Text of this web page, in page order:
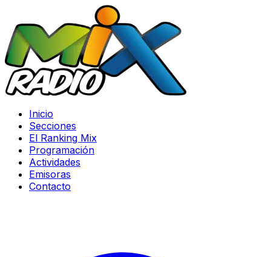
Inicio
Secciones
El Ranking Mix
Programación
Actividades
Emisoras
Contacto